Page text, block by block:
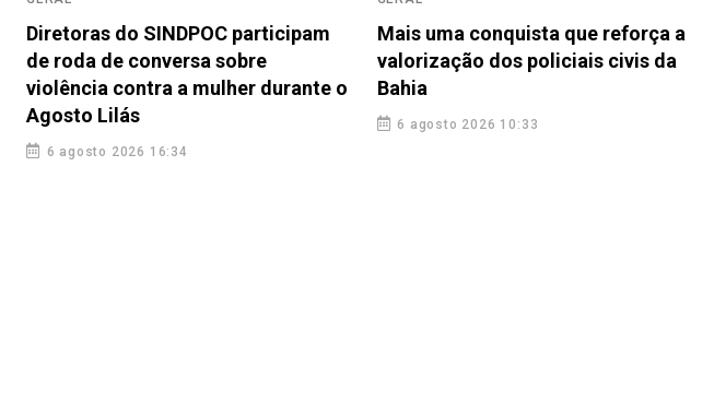
Diretoras do SINDPOC participam
de roda de conversa sobre
violência contra a mulher durante o
Agosto Lilás
6 agosto 2026 16:34
Mais uma conquista que reforça a
valorização dos policiais civis da
Bahia
6 agosto 2026 10:33